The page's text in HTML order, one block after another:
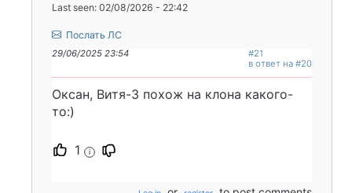
Last seen: 02/08/2026 - 22:42
Послать ЛС
29/06/2025 23:54
#21
в ответ на #20
Оксан, Витя-3 похож на клона какого-
то:)
1 i